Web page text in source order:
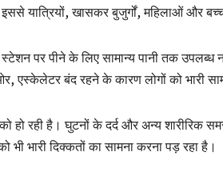
यात्रियों, खासकर बुजुर्गों, महिलाओं और
पर पीने के लिए सामान्य पानी तक उपलब्ध
एस्केलेटर बंद रहने के कारण लोगों को भारी
को हो रही है। घुटनों के दर्द और अन्य
भारी दिक्कतों का सामना करना पड़ रहा है।